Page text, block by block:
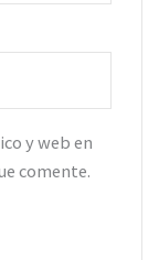
y web en
comente.